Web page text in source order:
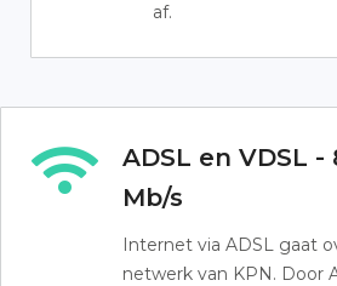
af.
ADSL en VDSL -
Mb/s
Internet via ADSL gaat
netwerk van KPN. Door